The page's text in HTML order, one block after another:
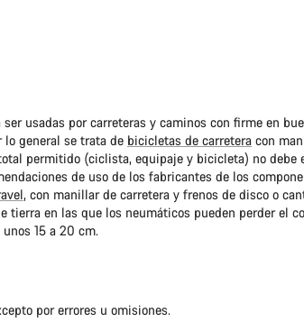
usadas por carreteras y caminos con firme en
lo general se trata de bicicletas de carretera con
permitido (ciclista, equipaje y bicicleta) no debe
de uso de los fabricantes de los
, con manillar de carretera y frenos de disco o
tierra en las que los neumáticos pueden perder el
15 a 20 cm.
por errores u omisiones.